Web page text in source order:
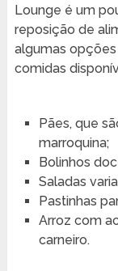
Lounge é um
reposição de
algumas
comidas
Pães, que
marroquina;
Bolinhos
Saladas
Pastinhas
Arroz com
carneiro.